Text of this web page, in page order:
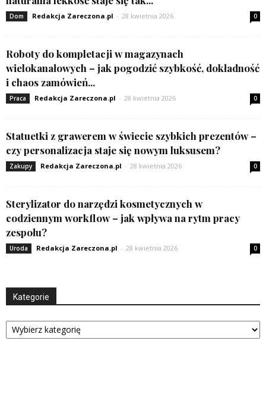
Dom Redakcja Zareczona.pl - 28 kwietnia 2026 0
Roboty do kompletacji w magazynach
wielokanałowych – jak pogodzić szybkość, dokładność
i chaos zamówień...
Praca Redakcja Zareczona.pl - 28 kwietnia 2026 0
Statuetki z grawerem w świecie szybkich prezentów –
czy personalizacja staje się nowym luksusem?
Zakupy Redakcja Zareczona.pl - 28 kwietnia 2026 0
Sterylizator do narzędzi kosmetycznych w
codziennym workflow – jak wpływa na rytm pracy
zespołu?
Uroda Redakcja Zareczona.pl - 28 kwietnia 2026 0
Kategorie
Kategorie